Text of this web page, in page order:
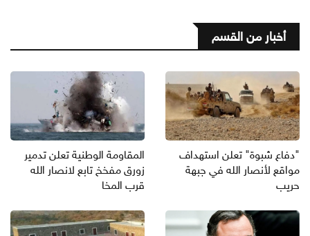
أخبار من القسم
"دفاع شبوة" تعلن استهداف
مواقع لأنصار الله في جبهة
حريب
المقاومة الوطنية تعلن تدمير
زورق مفخخ تابع لانصار الله
قرب المخا